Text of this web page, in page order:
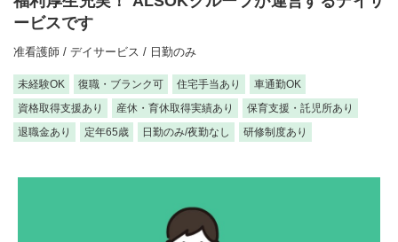
ービスです
准看護師 / デイサービス / 日勤のみ
未経験OK 復職・ブランク可 住宅手当あり
車通勤OK
資格取得支援あり
産休・育休取得実績あり
保育支援・託児所あり
退職金あり
定年65歳 日勤のみ/夜勤なし 研修制度あり